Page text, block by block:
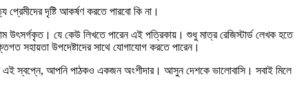
দৃষ্টি আকর্ষণ করতে পারবো কি না।
উৎসর্গকৃত। যে কেউ লিখতে পারেন এই পত্রিকায়। শুধু মাত্র রেজিস্টার্ড লেখক হতে
সহায়তা উপদেষ্টাদের সাথে যোগাযোগ করতে পারেন।
এই স্বপ্নে, আপনি পাঠকও একজন অংশীদার। আসুন দেশকে ভালোবাসি। সবাই মিলে